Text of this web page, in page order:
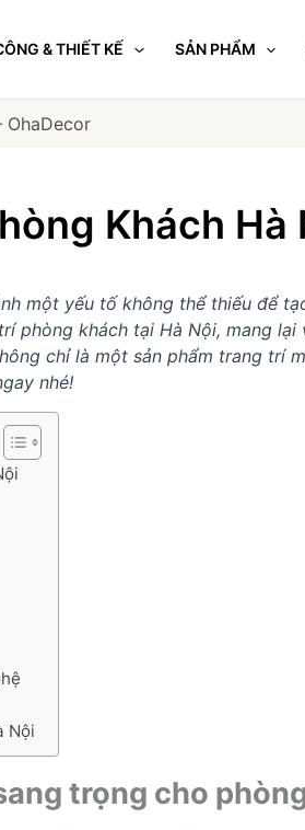
& THIẾT KẾ SẢN PHẨM
OhaDecor
Khách Hà
một yếu tố không thể thiếu để
khách tại Hà Nội, mang
chỉ là một sản phẩm trang trí
nhé!
Nội
trọng cho